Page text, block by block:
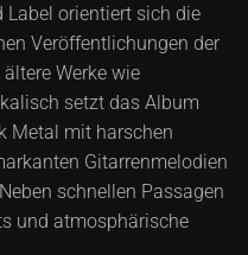
orientiert sich die
Veröffentlichungen der
Werke wie
setzt das Album
Metal mit harschen
Gitarrenmelodien
schnellen Passagen
und atmosphärische